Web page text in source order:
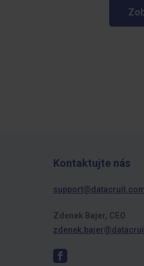
Kontaktujte nás
Zdenek Bajer, CEO